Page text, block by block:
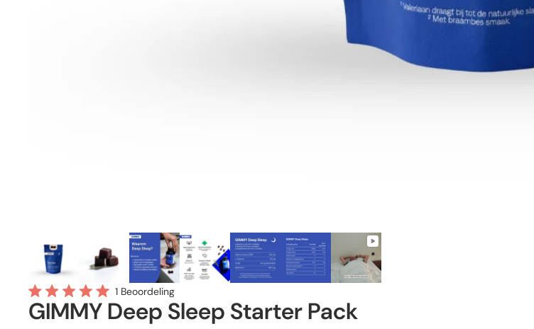
Beoordeeld
met
5.0
1BeoordelingKlik
om
naar
GIMMY Deep Sleep Starter Pack